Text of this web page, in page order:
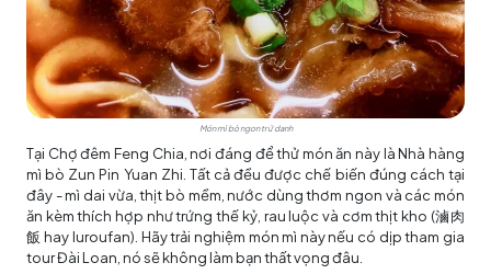
Món mì bò ngon trứ danh
Tại Chợ đêm Feng Chia, nơi đáng để thử món ăn này là Nhà hàng
mì bò Zun Pin Yuan Zhi. Tất cả đều được chế biến đúng cách tại
đây - mì dai vừa, thịt bò mềm, nước dùng thơm ngon và các món
ăn kèm thích hợp như trứng thế kỷ, rau luộc và cơm thịt kho (滷肉
飯 hay luroufan). Hãy trải nghiệm món mì này nếu có dịp tham gia
tour Đài Loan , nó sẽ không làm bạn thất vọng đâu.